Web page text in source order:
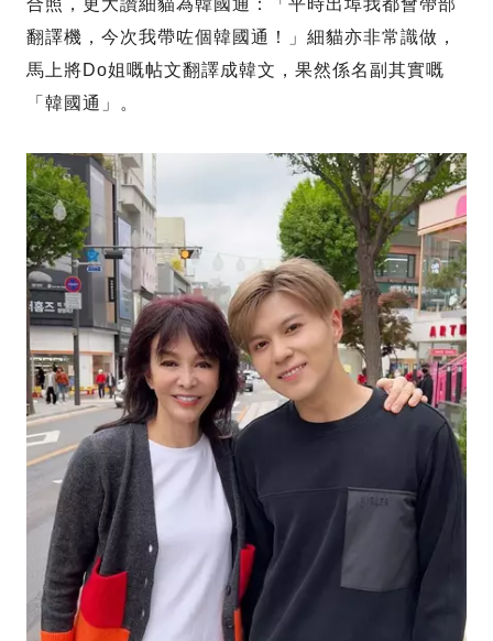
合照，更大讚細貓為韓國通：「平時出埠我都會帶部
翻譯機，今次我帶咗個韓國通！」細貓亦非常識做，
馬上將Do姐嘅帖文翻譯成韓文，果然係名副其實嘅
「韓國通」。